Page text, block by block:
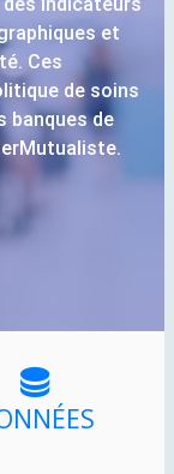
et
Ces
de soins
banques de